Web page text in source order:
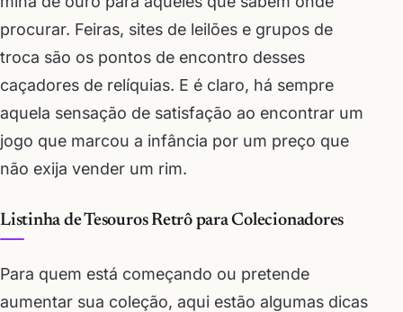
procurar. Feiras, sites de leilões e grupos de
troca são os pontos de encontro desses
caçadores de relíquias. E é claro, há sempre
aquela sensação de satisfação ao encontrar um
jogo que marcou a infância por um preço que
não exija vender um rim.
Listinha de Tesouros Retrô para Colecionadores
Para quem está começando ou pretende
aumentar sua coleção, aqui estão algumas dicas